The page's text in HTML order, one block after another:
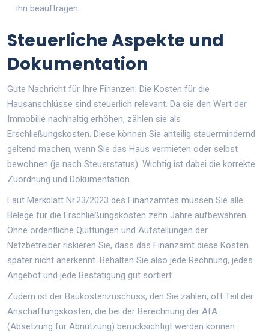
ihn beauftragen.
Steuerliche Aspekte und
Dokumentation
Gute Nachricht für Ihre Finanzen: Die Kosten für die
Hausanschlüsse sind steuerlich relevant. Da sie den Wert der
Immobilie nachhaltig erhöhen, zählen sie als
Erschließungskosten. Diese können Sie anteilig steuermindernd
geltend machen, wenn Sie das Haus vermieten oder selbst
bewohnen (je nach Steuerstatus). Wichtig ist dabei die korrekte
Zuordnung und Dokumentation.
Laut Merkblatt Nr.23/2023 des Finanzamtes müssen Sie alle
Belege für die Erschließungskosten zehn Jahre aufbewahren.
Ohne ordentliche Quittungen und Aufstellungen der
Netzbetreiber riskieren Sie, dass das Finanzamt diese Kosten
später nicht anerkennt. Behalten Sie also jede Rechnung, jedes
Angebot und jede Bestätigung gut sortiert.
Zudem ist der Baukostenzuschuss, den Sie zahlen, oft Teil der
Anschaffungskosten, die bei der Berechnung der AfA
(Absetzung für Abnutzung) berücksichtigt werden können.